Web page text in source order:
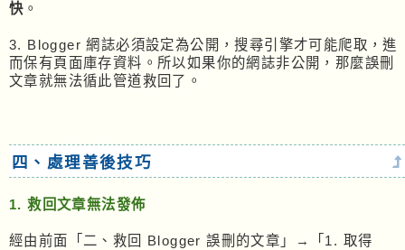
快 。
3. Blogger 網誌必須設定為公開，搜尋引擎才可能爬取，進
而保有頁面庫存資料。所以如果你的網誌非公開，那麼誤刪
文章就無法循此管道救回了。
四、處理善後技巧
1. 救回文章無法發佈
經由前面「二、救回 Blogger 誤刪的文章」→「1. 取得